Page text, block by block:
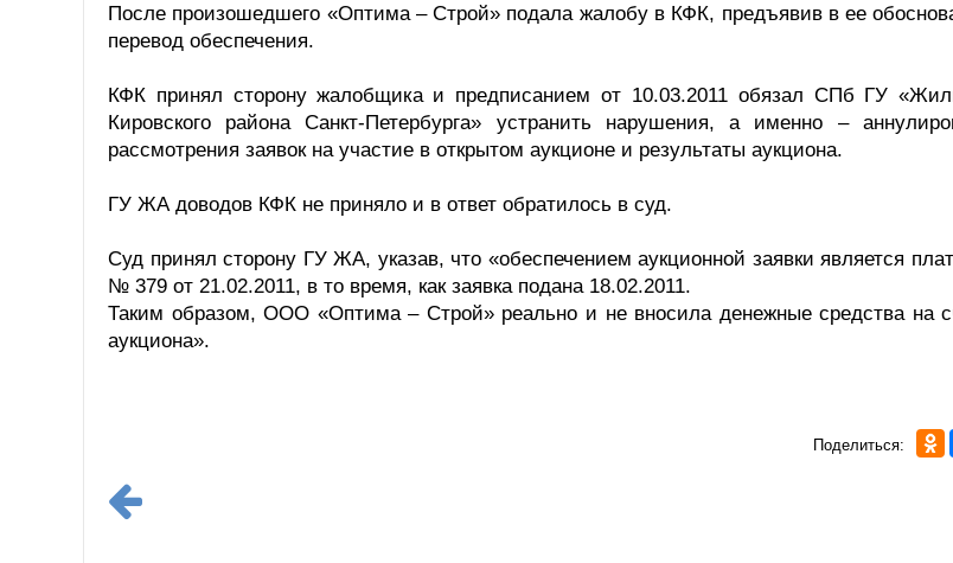
После произошедшего «Оптима – Строй» подала жалобу в КФК, предъявив в ее
перевод обеспечения.
КФК принял сторону жалобщика и предписанием от 10.03.2011 обязал СПб ГУ
Кировского района Санкт-Петербурга» устранить нарушения, а именно –
рассмотрения заявок на участие в открытом аукционе и результаты аукциона.
ГУ ЖА доводов КФК не приняло и в ответ обратилось в суд.
Суд принял сторону ГУ ЖА, указав, что «обеспечением аукционной заявки является
№ 379 от 21.02.2011, в то время, как заявка подана 18.02.2011.
Таким образом, ООО «Оптима – Строй» реально и не вносила денежные средства на
аукциона».
Поделиться: